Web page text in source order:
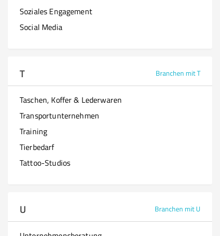
Soziales Engagement
Social Media
T Branchen mit T
Taschen, Koffer & Lederwaren
Transportunternehmen
Training
Tierbedarf
Tattoo-Studios
U Branchen mit U